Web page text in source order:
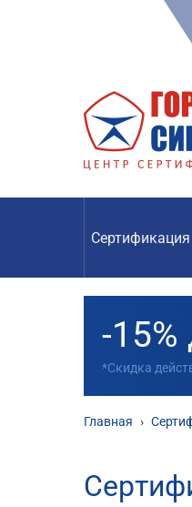
Сертификация
-
*Скидка
Главная ›